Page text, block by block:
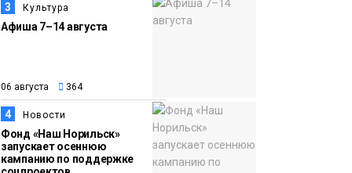
13:10
Животные
В Норильске лыжную
появления медведя
12:25
06 августа
Барнаул обошёл
Красноярск в
3 Культура
Афиша 7–14 августа
06 августа 364
4 Новости
Фонд «Наш Норильск»
запускает осеннюю
кампанию по поддержке